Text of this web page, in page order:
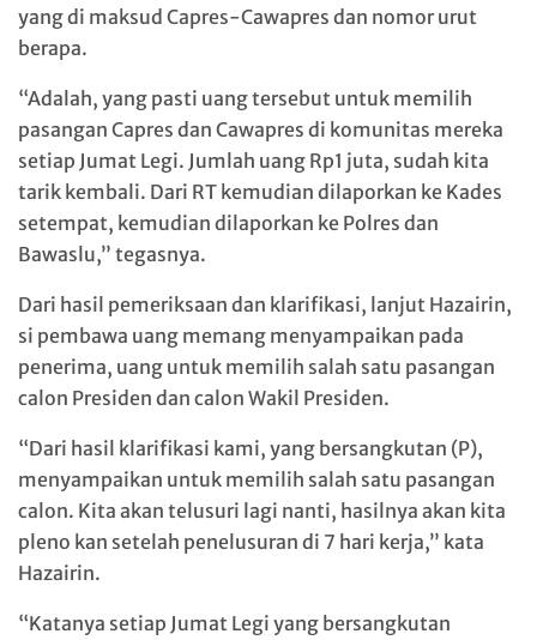
yang di maksud Capres-Cawapres dan nomor urut
berapa.
“Adalah, yang pasti uang tersebut untuk memilih
pasangan Capres dan Cawapres di komunitas mereka
setiap Jumat Legi. Jumlah uang Rp1 juta, sudah kita
tarik kembali. Dari RT kemudian dilaporkan ke Kades
setempat, kemudian dilaporkan ke Polres dan
Bawaslu,” tegasnya.
Dari hasil pemeriksaan dan klarifikasi, lanjut Hazairin,
si pembawa uang memang menyampaikan pada
penerima, uang untuk memilih salah satu pasangan
calon Presiden dan calon Wakil Presiden.
“Dari hasil klarifikasi kami, yang bersangkutan (P),
menyampaikan untuk memilih salah satu pasangan
calon. Kita akan telusuri lagi nanti, hasilnya akan kita
pleno kan setelah penelusuran di 7 hari kerja,” kata
Hazairin.
“Katanya setiap Jumat Legi yang bersangkutan